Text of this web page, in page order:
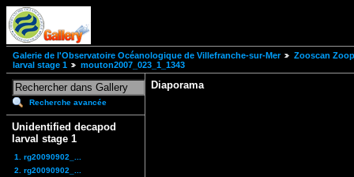
Galerie de l'Observatoire Océanologique de Villefranche-sur-Mer
Zooscan
larval stage 1
mouton2007_023_1_1343
Recherche avancée
Unidentified decapod
larval stage 1
1. rg20090902_...
2. rg20090902_...
Diaporama